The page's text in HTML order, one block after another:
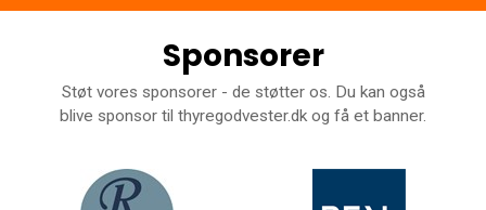
Sponsorer
Støt vores sponsorer - de støtter os. Du kan også
blive sponsor til thyregodvester.dk og få et banner.